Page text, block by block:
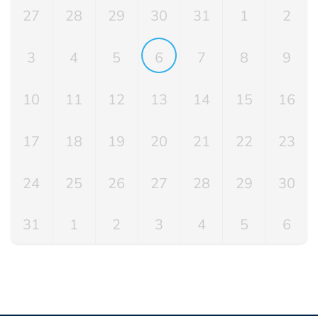
27 28 29 30 31 1 2
3 4 5 6 7 8 9
10 11 12 13 14 15 16
17 18 19 20 21 22 23
24 25 26 27 28 29 30
31 1 2 3 4 5 6